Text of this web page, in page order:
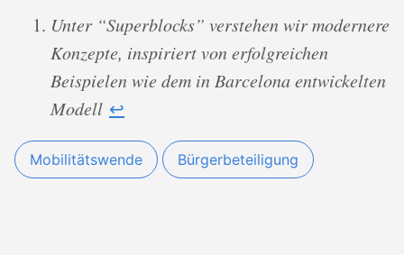
Unter “Superblocks” verstehen wir modernere
Konzepte, inspiriert von erfolgreichen
Beispielen wie dem in Barcelona entwickelten
Modell ↩︎
Mobilitätswende Bürgerbeteiligung